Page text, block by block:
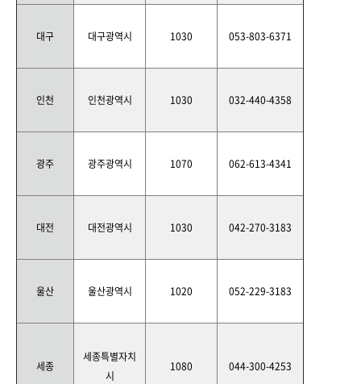
대구 대구광역시 1030 053-803-6371
인천 인천광역시 1030 032-440-4358
광주 광주광역시 1070 062-613-4341
대전 대전광역시 1030 042-270-3183
울산 울산광역시 1020 052-229-3183
세종
세종특별자치
시
1080 044-300-4253